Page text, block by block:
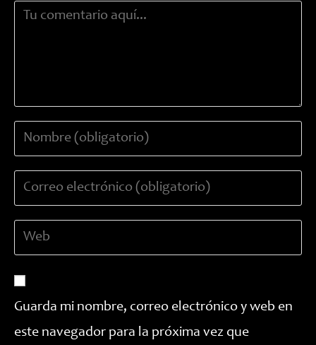
Comentario
usuario
para
de
para
comentar
(opcional)
Guarda mi nombre, correo electrónico y web en
este navegador para la próxima vez que